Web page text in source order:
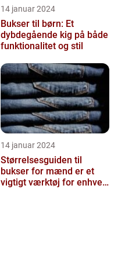
14 januar 2024
Bukser til børn: Et
dybdegående kig på både
funktionalitet og stil
14 januar 2024
Størrelsesguiden til
bukser for mænd er et
vigtigt værktøj for enhver